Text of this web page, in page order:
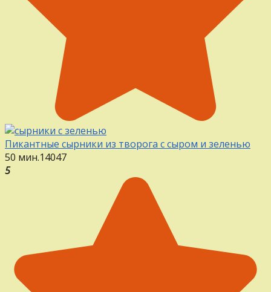
Пикантные сырники из творога с сыром и зеленью
50 мин.14047
5